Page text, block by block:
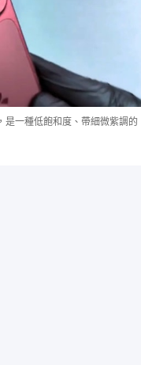
是一種低飽和度、帶細微紫調的